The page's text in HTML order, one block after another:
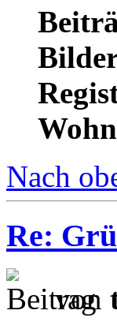
Nach
Re:
von